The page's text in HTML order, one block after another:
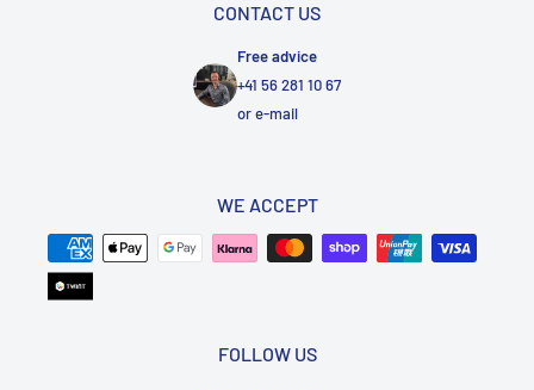
CONTACT US
Free advice
+41 56 281 10 67
ore-mail
WE ACCEPT
FOLLOW US